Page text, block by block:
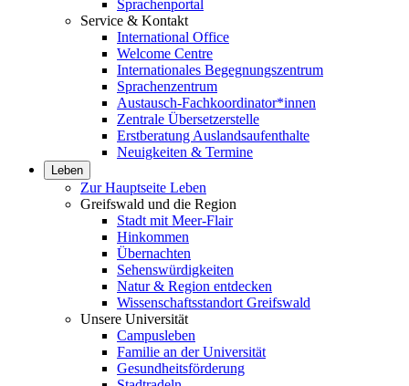
Sprachenportal
Service & Kontakt
International Office
Welcome Centre
Internationales Begegnungszentrum
Sprachenzentrum
Austausch-Fachkoordinator*innen
Zentrale Übersetzerstelle
Erstberatung Auslandsaufenthalte
Neuigkeiten & Termine
Leben
Zur Hauptseite Leben
Greifswald und die Region
Stadt mit Meer-Flair
Hinkommen
Übernachten
Sehenswürdigkeiten
Natur & Region entdecken
Wissenschaftsstandort Greifswald
Unsere Universität
Campusleben
Familie an der Universität
Gesundheitsförderung